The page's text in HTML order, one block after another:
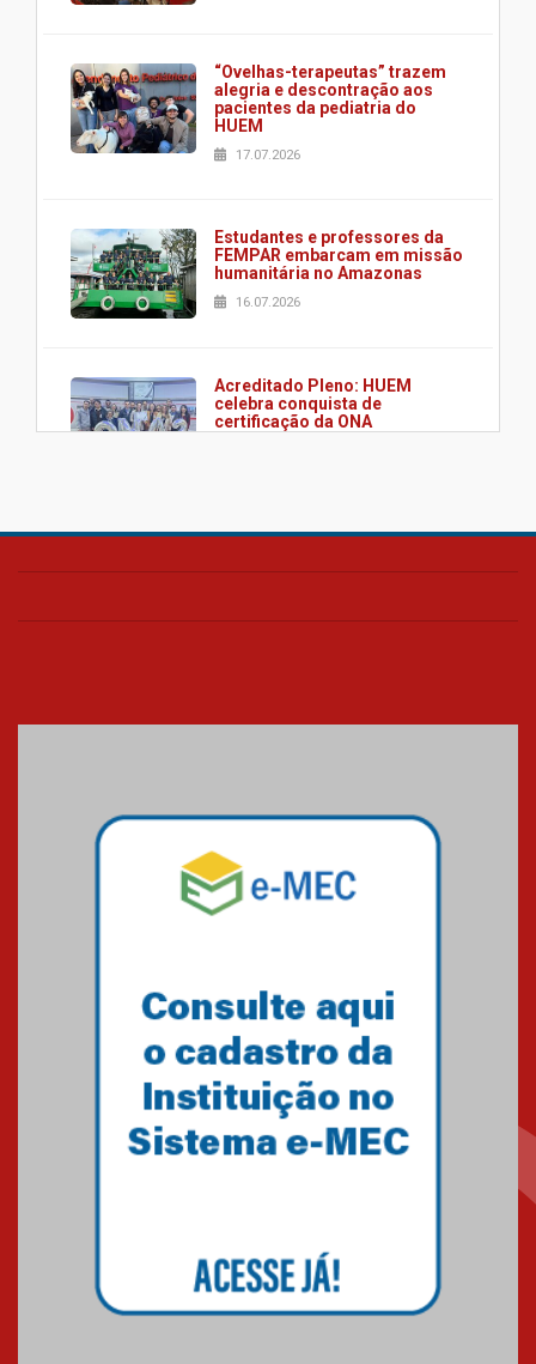
“Ovelhas-terapeutas” trazem
alegria e descontração aos
pacientes da pediatria do
HUEM
17.07.2026
Estudantes e professores da
FEMPAR embarcam em missão
humanitária no Amazonas
16.07.2026
Acreditado Pleno: HUEM
celebra conquista de
certificação da ONA
HUEM é o primeiro hospital do
UTI's inteligentes
referência mundial em
Pós-Asco: evento do HUEM
debate novidades sobre
estudos e tratamentos contra
o câncer
MackPesquisa 2026 prorroga
inscrições até 14 de agosto
15.06.2026